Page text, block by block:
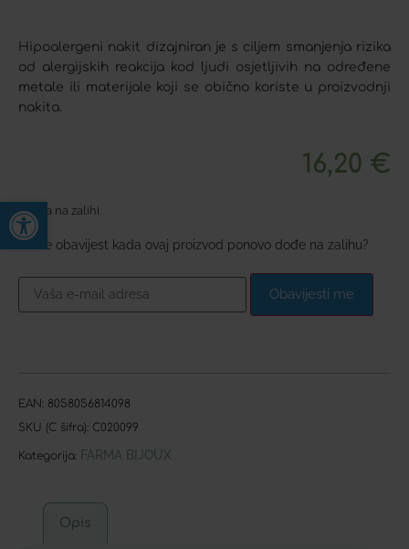
Open toolbar
Hipoalergeni nakit dizajniran je s ciljem smanjenja rizika
od alergijskih reakcija kod ljudi osjetljivih na određene
metale ili materijale koji se obično koriste u proizvodnji
nakita.
16,20 €
Nema na zalihi
Želite obavijest kada ovaj proizvod ponovo dođe na zalihu?
Obavijesti me
EAN: 8058056814098
SKU (C šifra): C020099
Kategorija: FARMA BIJOUX
Opis